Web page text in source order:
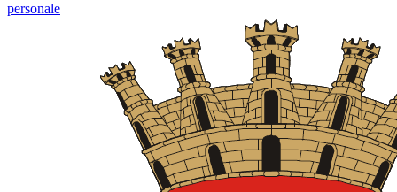
personale